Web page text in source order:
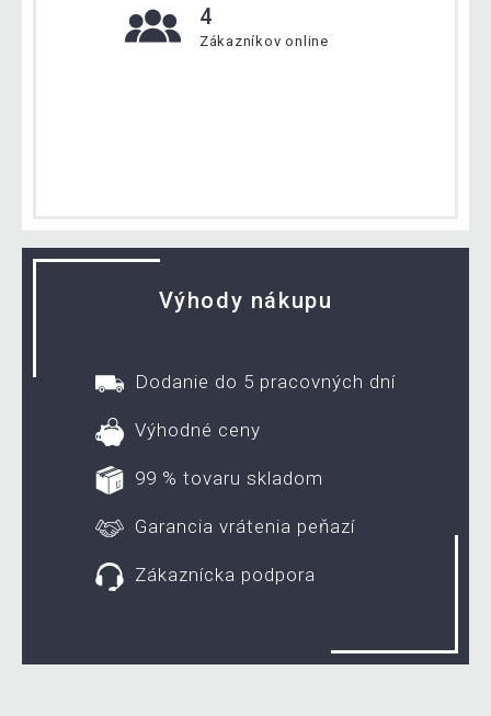
4
Zákazníkov online
Výhody nákupu
Dodanie do 5 pracovných dní
Výhodné ceny
99 % tovaru skladom
Garancia vrátenia peňazí
Zákaznícka podpora